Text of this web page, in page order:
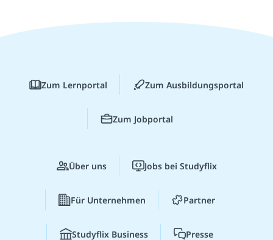
Zum Lernportal Zum Ausbildungsportal
Zum Jobportal
Über uns Jobs bei Studyflix
Für Unternehmen Partner
Studyflix Business Presse